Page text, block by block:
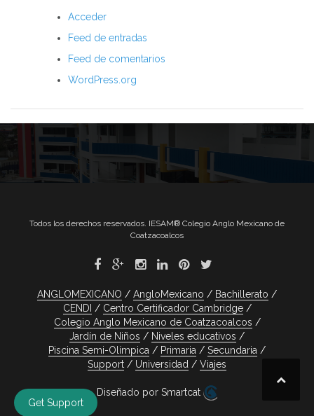
Acceder
Feed de entradas
Feed de comentarios
WordPress.org
Todos los derechos reservados. IESAM® Colegio Anglo Mexicano de
Coatzacoalcos
ANGLOMEXICANO AngloMexicano
Bachillerato
CENDI
Centro Certificador Cambridge
Colegio Anglo Mexicano de Coatzacoalcos
Jardín de Niños
Niveles educativos
Piscina Semi-Olímpica
Primaria
Secundaria
Support
Universidad Viajes
Diseñado por Smartcat
Get Support